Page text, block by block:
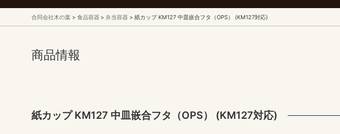
合同会社木の葉 食品容器 弁当容器 紙カップ KM127 中皿嵌合フタ（OPS） (KM127対応)
商品情報
紙カップ KM127 中皿嵌合フタ（OPS） (KM127対応)